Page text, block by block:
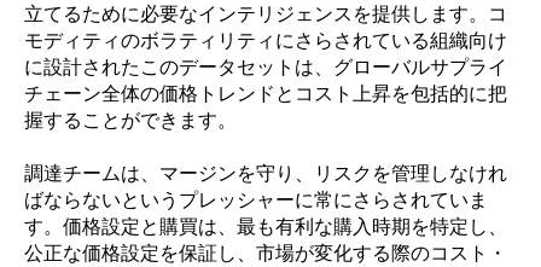
立てるために必要なインテリジェンスを提供します。コ
モディティのボラティリティにさらされている組織向け
に設計されたこのデータセットは、グローバルサプライ
チェーン全体の価格トレンドとコスト上昇を包括的に把
握することができます。
調達チームは、マージンを守り、リスクを管理しなけれ
ばならないというプレッシャーに常にさらされていま
す。価格設定と購買は、最も有利な購入時期を特定し、
公正な価格設定を保証し、市場が変化する際のコスト・